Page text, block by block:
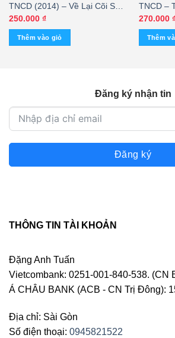
TNCD (2014) – Về Lại Cõi Sầu
– Lam Anh – cái
250.000 ₫
Thêm vào giỏ
TNCD –
Lương
270.000
Thêm
Đăng ký nhận tin
Đăng ký
THÔNG TIN TÀI KHOẢN
Đặng Anh Tuấn
Vietcombank: 0251-001-840-538. (CN
Á CHÂU BANK (ACB - CN Trị Đông):
Địa chỉ: Sài Gòn
Số điện thoại: 0945821522